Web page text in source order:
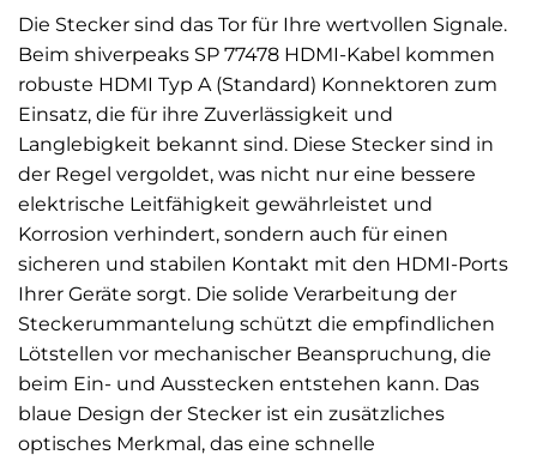
Die Stecker sind das Tor für Ihre wertvollen Signale.
Beim shiverpeaks SP 77478 HDMI-Kabel kommen
robuste HDMI Typ A (Standard) Konnektoren zum
Einsatz, die für ihre Zuverlässigkeit und
Langlebigkeit bekannt sind. Diese Stecker sind in
der Regel vergoldet, was nicht nur eine bessere
elektrische Leitfähigkeit gewährleistet und
Korrosion verhindert, sondern auch für einen
sicheren und stabilen Kontakt mit den HDMI-Ports
Ihrer Geräte sorgt. Die solide Verarbeitung der
Steckerummantelung schützt die empfindlichen
Lötstellen vor mechanischer Beanspruchung, die
beim Ein- und Ausstecken entstehen kann. Das
blaue Design der Stecker ist ein zusätzliches
optisches Merkmal, das eine schnelle